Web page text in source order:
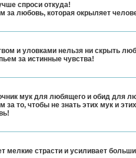
спроси откуда!
за любовь, которая окрыляет
и уловками нельзя ни скрыть
за истинные чувства!
мук для любящего и обид для
за то, чтобы не знать этих мук и
мелкие страсти и усиливает